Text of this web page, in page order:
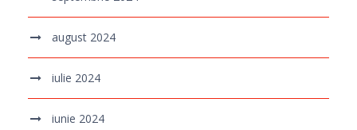
august 2024
iulie 2024
iunie 2024